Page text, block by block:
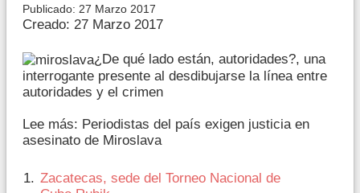
Publicado: 27 Marzo 2017
Creado: 27 Marzo 2017
¿De qué lado están, autoridades?, una
interrogante presente al desdibujarse la línea entre
autoridades y el crimen
Lee más: Periodistas del país exigen justicia en
asesinato de Miroslava
Zacatecas, sede del Torneo Nacional de